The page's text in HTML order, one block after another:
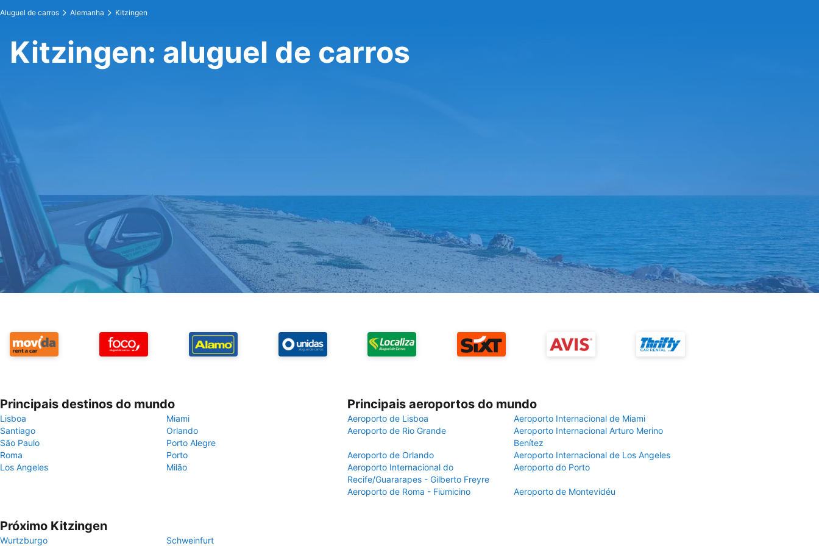
Aluguel de carros Alemanha Kitzingen
Kitzingen: aluguel de carros
Principais destinos do mundo
Lisboa
Miami
Santiago
Orlando
São Paulo
Porto Alegre
Roma
Porto
Los Angeles
Milão
Principais aeroportos do mundo
Aeroporto de Lisboa
Aeroporto Internacional de Miami
Aeroporto de Rio Grande
Aeroporto Internacional Arturo Merino
Benítez
Aeroporto de Orlando
Aeroporto Internacional de Los Angeles
Aeroporto Internacional do
Recife/Guararapes - Gilberto Freyre
Aeroporto do Porto
Aeroporto de Roma - Fiumicino Aeroporto de Montevidéu
Próximo Kitzingen
Wurtzburgo Schweinfurt